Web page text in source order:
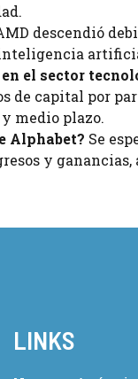
descendió
el sector
capital por
medio plazo.
Alphabet? Se
y ganancias,
LINKS